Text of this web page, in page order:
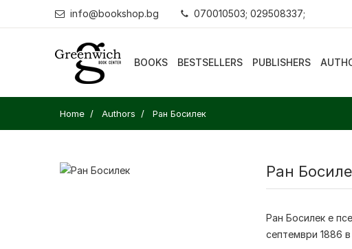
info@bookshop.bg 070010503; 029508337;
BOOKS BESTSELLERS PUBLISHERS
Home Authors Ран Босилек
Ран
Ран Босилек е
септември 1886 в